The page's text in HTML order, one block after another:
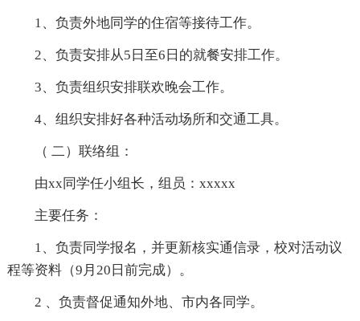
1、负责外地同学的住宿等接待工作。
2、负责安排从5日至6日的就餐安排工作。
3、负责组织安排联欢晚会工作。
4、组织安排好各种活动场所和交通工具。
（ 二）联络组：
由xx同学任小组长，组员：xxxxx
主要任务：
1、负责同学报名，并更新核实通信录，校对活动议
程等资料（9月20日前完成）。
2 、负责督促通知外地、市内各同学。